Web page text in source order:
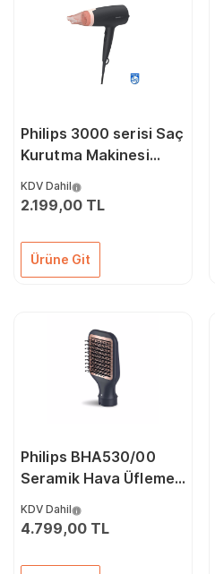
Philips 3000 serisi Saç
Kurutma Makinesi
KDV Dahil
2.199,00 TL
Ürüne Git
Philips BHA530/00
Seramik Hava Üflemeli
KDV Dahil
4.799,00 TL